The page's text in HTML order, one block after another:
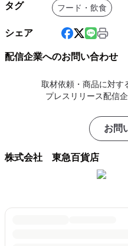
タグ フード・飲食
シェア
配信企業へのお問い合わせ
取材依頼・商品に対す
プレスリリース配信
お問
株式会社 東急百貨店